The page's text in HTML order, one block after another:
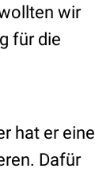
wir
für die
hat er eine
Dafür